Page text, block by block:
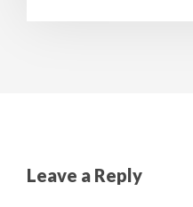
Leave a Reply